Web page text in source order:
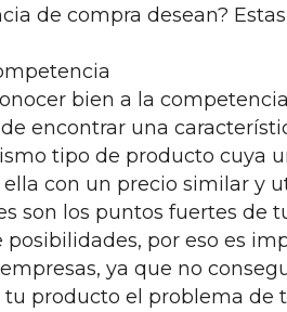
de compra desean?
bien a la
encontrar una
tipo de producto cuya
con un precio similar y
son los puntos fuertes de
posibilidades, por eso es
ya que no
tu producto el problema de